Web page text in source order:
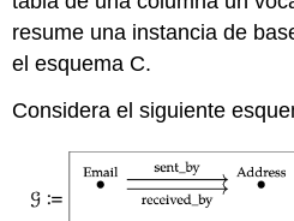
resume una instancia de
el esquema C.
Considera el siguiente